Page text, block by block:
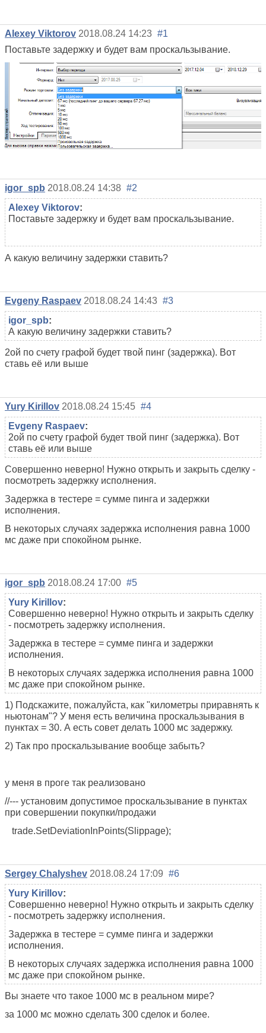
Alexey Viktorov 2018.08.24 14:23 #1
Поставьте задержку и будет вам проскальзывание.
igor_spb 2018.08.24 14:38 #2
Alexey Viktorov:
Поставьте задержку и будет вам проскальзывание.
А какую величину задержки ставить?
Evgeny Raspaev 2018.08.24 14:43 #3
igor_spb:
А какую величину задержки ставить?
2ой по счету графой будет твой пинг (задержка). Вот
ставь её или выше
Yury Kirillov 2018.08.24 15:45 #4
Evgeny Raspaev:
2ой по счету графой будет твой пинг (задержка). Вот
ставь её или выше
Совершенно неверно! Нужно открыть и закрыть сделку -
посмотреть задержку исполнения.
Задержка в тестере = сумме пинга и задержки
исполнения.
В некоторых случаях задержка исполнения равна 1000
мс даже при спокойном рынке.
igor_spb 2018.08.24 17:00 #5
Yury Kirillov:
Совершенно неверно! Нужно открыть и закрыть сделку
- посмотреть задержку исполнения.
Задержка в тестере = сумме пинга и задержки
исполнения.
В некоторых случаях задержка исполнения равна 1000
мс даже при спокойном рынке.
1) Подскажите, пожалуйста, как "километры приравнять к
ньютонам"? У меня есть величина проскальзывания в
пунктах = 30. А есть совет делать 1000 мс задержку.
2) Так про проскальзывание вообще забыть?
у меня в проге так реализовано
//--- установим допустимое проскальзывание в пунктах
при совершении покупки/продажи
trade.SetDeviationInPoints(Slippage);
Sergey Chalyshev 2018.08.24 17:09 #6
Yury Kirillov:
Совершенно неверно! Нужно открыть и закрыть сделку
- посмотреть задержку исполнения.
Задержка в тестере = сумме пинга и задержки
исполнения.
В некоторых случаях задержка исполнения равна 1000
мс даже при спокойном рынке.
Вы знаете что такое 1000 мс в реальном мире?
за 1000 мс можно сделать 300 сделок и более.